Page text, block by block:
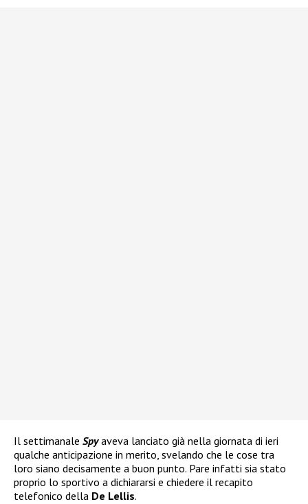
Il settimanale Spyaveva lanciato già nella giornata di ieri
qualche anticipazione in merito, svelando che le cose tra
loro siano decisamente a buon punto. Pare infatti sia stato
proprio lo sportivo a dichiararsi e chiedere il recapito
telefonico della De Lellis.